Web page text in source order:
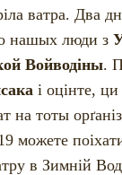
ватра. Два
нашых люди з
Войводіны.
і оцінте,
на тоты
можете
в Зимній